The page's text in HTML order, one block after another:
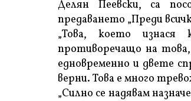
Делян Пеевски, са
предаването „Преди
„Това, което
противоречащо на
едновременно и двете
верни. Това е много
„Силно се надявам